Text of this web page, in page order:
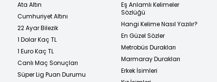
Ata Altın
Cumhuriyet Altını
22 Ayar Bilezik
1 Dolar Kaç TL
1 Euro Kaç TL
Canlı Maç Sonuçları
Süper Lig Puan Durumu
Eş Anlamlı Kelimeler
Sözlüğü
Hangi Kelime Nasıl Yazılır?
En Güzel Sözler
Metrobüs Durakları
Marmaray Durakları
Erkek İsimleri